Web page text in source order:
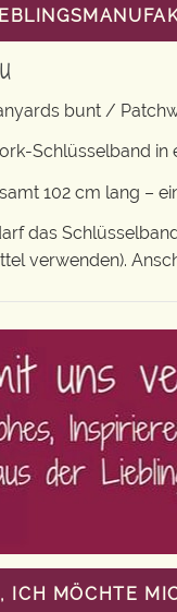
bunt /
Schlüsselband in
102 cm lang –
das
verwenden).
ICH MÖCHTE